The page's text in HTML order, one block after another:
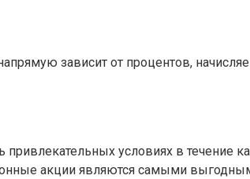
зависит от процентов,
условиях в течение
акции являются самыми